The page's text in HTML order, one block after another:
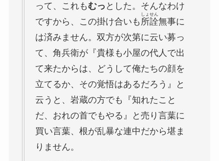
って、これも むっ とした。そんなわけ
ですから、この掛け合いも 所詮
しょせん
無事に
は済みません。双方が次第に云い募っ
て、角兵衛が『貴様も小屋の代人で出
て来たからは、どうして俺たちの顔を
立てるか、その覚悟はあるだろう』と
云うと、岩蔵の方でも『知れたこと
だ、おれの首でもやる』と売り言葉に
買い言葉、根が乱暴な連中だから堪ま
りません。